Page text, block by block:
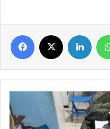
Facebook
Adolescente
é
apreendido